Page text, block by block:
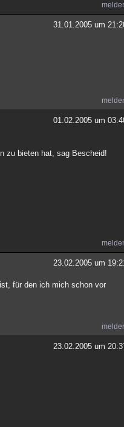
31.01.2005 um
01.02.2005 um
zu bieten hat, sag Bescheid!
23.02.2005 um
für den ich mich schon vor
23.02.2005 um